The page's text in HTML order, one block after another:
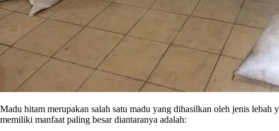
Madu hitam merupakan salah satu madu yang dihasilkan oleh jenis
memiliki manfaat paling besar diantaranya adalah: